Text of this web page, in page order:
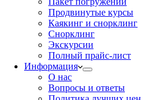
Продвинутые курсы
Каякинг и снорклинг
Снорклинг
Экскурсии
Полный прайс-лист
Информация
О нас
Вопросы и ответы